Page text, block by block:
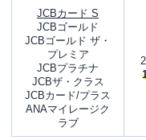
JCBカード S
JCBゴールド
JCBゴールド ザ・
プレミア
JCBプラチナ
JCBザ・クラス
JCBカード/プラス
ANAマイレージク
ラブ